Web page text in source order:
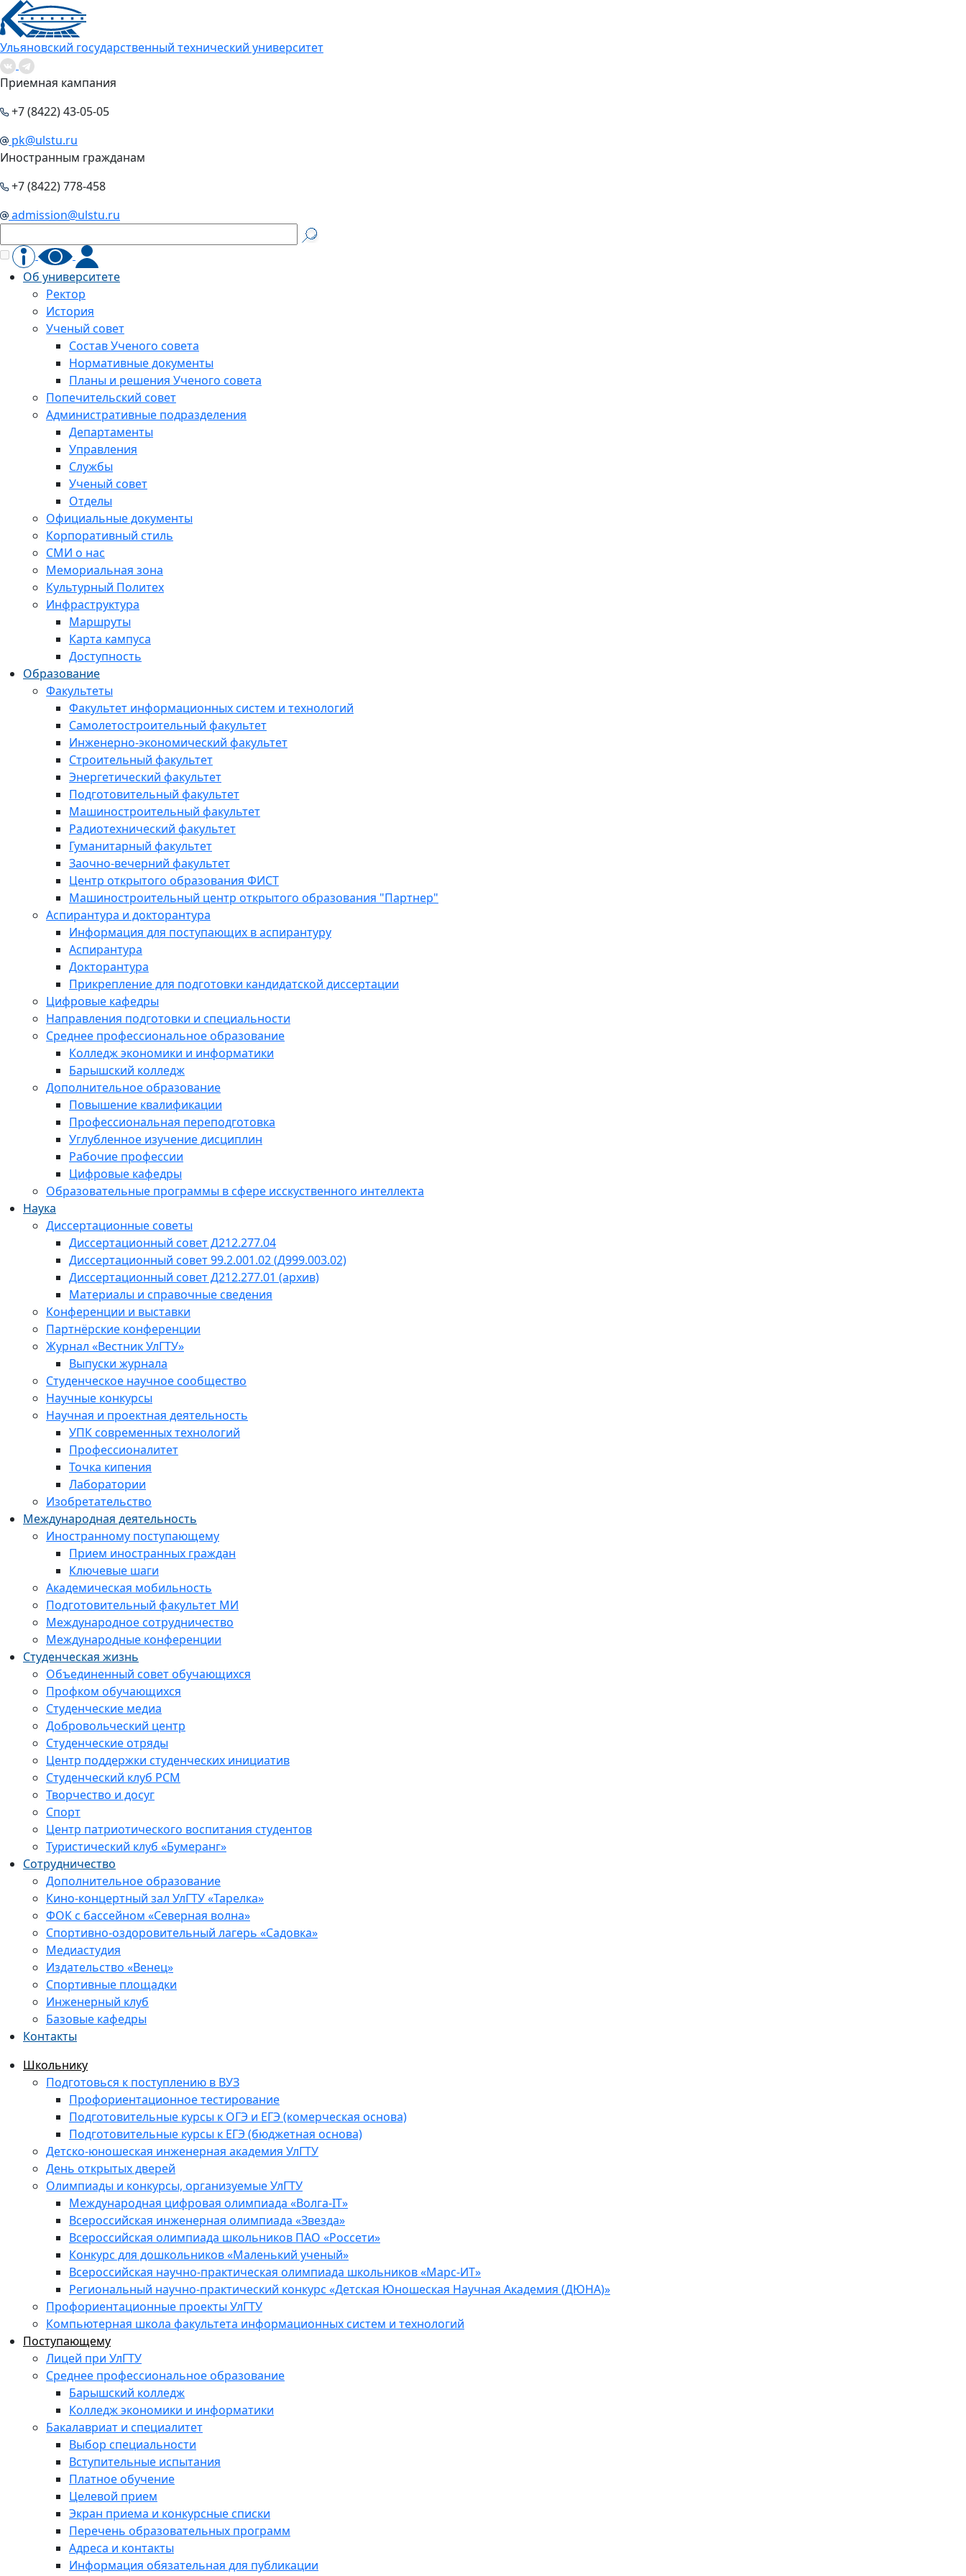
Ульяновский государственный технический университет
Приемная кампания
+7 (8422) 43-05-05
pk@ulstu.ru
Иностранным гражданам
+7 (8422) 778-458
admission@ulstu.ru
Об университете
Ректор
История
Ученый совет
Состав Ученого совета
Нормативные документы
Планы и решения Ученого совета
Попечительский совет
Административные подразделения
Департаменты
Управления
Службы
Ученый совет
Отделы
Официальные документы
Корпоративный стиль
СМИ о нас
Мемориальная зона
Культурный Политех
Инфраструктура
Маршруты
Карта кампуса
Доступность
Образование
Факультеты
Факультет информационных систем и технологий
Самолетостроительный факультет
Инженерно-экономический факультет
Строительный факультет
Энергетический факультет
Подготовительный факультет
Машиностроительный факультет
Радиотехнический факультет
Гуманитарный факультет
Заочно-вечерний факультет
Центр открытого образования ФИСТ
Машиностроительный центр открытого образования "Партнер"
Аспирантура и докторантура
Информация для поступающих в аспирантуру
Аспирантура
Докторантура
Прикрепление для подготовки кандидатской диссертации
Цифровые кафедры
Направления подготовки и специальности
Среднее профессиональное образование
Колледж экономики и информатики
Барышский колледж
Дополнительное образование
Повышение квалификации
Профессиональная переподготовка
Углубленное изучение дисциплин
Рабочие профессии
Цифровые кафедры
Образовательные программы в сфере исскуственного интеллекта
Наука
Диссертационные советы
Диссертационный совет Д212.277.04
Диссертационный совет 99.2.001.02 (Д999.003.02)
Диссертационный совет Д212.277.01 (архив)
Материалы и справочные сведения
Конференции и выставки
Партнёрские конференции
Журнал «Вестник УлГТУ»
Выпуски журнала
Студенческое научное сообщество
Научные конкурсы
Научная и проектная деятельность
УПК современных технологий
Профессионалитет
Точка кипения
Лаборатории
Изобретательство
Международная деятельность
Иностранному поступающему
Прием иностранных граждан
Ключевые шаги
Академическая мобильность
Подготовительный факультет МИ
Международное сотрудничество
Международные конференции
Студенческая жизнь
Объединенный совет обучающихся
Профком обучающихся
Студенческие медиа
Добровольческий центр
Студенческие отряды
Центр поддержки студенческих инициатив
Студенческий клуб РСМ
Творчество и досуг
Спорт
Центр патриотического воспитания студентов
Туристический клуб «Бумеранг»
Сотрудничество
Дополнительное образование
Кино-концертный зал УлГТУ «Тарелка»
ФОК с бассейном «Северная волна»
Спортивно-оздоровительный лагерь «Садовка»
Медиастудия
Издательство «Венец»
Спортивные площадки
Инженерный клуб
Базовые кафедры
Контакты
Школьнику
Подготовься к поступлению в ВУЗ
Профориентационное тестирование
Подготовительные курсы к ОГЭ и ЕГЭ (комерческая основа)
Подготовительные курсы к ЕГЭ (бюджетная основа)
Детско-юношеская инженерная академия УлГТУ
День открытых дверей
Олимпиады и конкурсы, организуемые УлГТУ
Международная цифровая олимпиада «Волга-IT»
Всероссийская инженерная олимпиада «Звезда»
Всероссийская олимпиада школьников ПАО «Россети»
Конкурс для дошкольников «Маленький ученый»
Всероссийская научно-практическая олимпиада школьников «Марс-ИТ»
Региональный научно-практический конкурс «Детская Юношеская Научная Академия (ДЮНА)»
Профориентационные проекты УлГТУ
Компьютерная школа факультета информационных систем и технологий
Поступающему
Лицей при УлГТУ
Среднее профессиональное образование
Барышский колледж
Колледж экономики и информатики
Бакалавриат и специалитет
Выбор специальности
Вступительные испытания
Платное обучение
Целевой прием
Экран приема и конкурсные списки
Перечень образовательных программ
Адреса и контакты
Информация обязательная для публикации